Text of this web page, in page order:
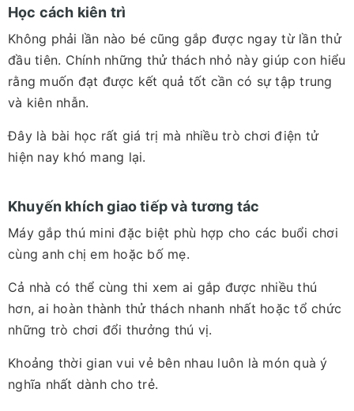
Học cách kiên trì
Không phải lần nào bé cũng gắp được ngay từ lần thử
đầu tiên. Chính những thử thách nhỏ này giúp con hiểu
rằng muốn đạt được kết quả tốt cần có sự tập trung
và kiên nhẫn.
Đây là bài học rất giá trị mà nhiều trò chơi điện tử
hiện nay khó mang lại.
Khuyến khích giao tiếp và tương tác
Máy gắp thú mini đặc biệt phù hợp cho các buổi chơi
cùng anh chị em hoặc bố mẹ.
Cả nhà có thể cùng thi xem ai gắp được nhiều thú
hơn, ai hoàn thành thử thách nhanh nhất hoặc tổ chức
những trò chơi đổi thưởng thú vị.
Khoảng thời gian vui vẻ bên nhau luôn là món quà ý
nghĩa nhất dành cho trẻ.